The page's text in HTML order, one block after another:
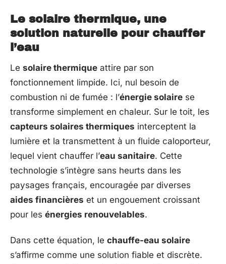
Le solaire thermique, une
solution naturelle pour chauffer
l’eau
Le solaire thermique attire par son
fonctionnement limpide. Ici, nul besoin de
combustion ni de fumée : l’énergie solaire se
transforme simplement en chaleur. Sur le toit, les
capteurs solaires thermiques interceptent la
lumière et la transmettent à un fluide caloporteur,
lequel vient chauffer l’eau sanitaire. Cette
technologie s’intègre sans heurts dans les
paysages français, encouragée par diverses
aides financières et un engouement croissant
pour les énergies renouvelables.
Dans cette équation, le chauffe-eau solaire
s’affirme comme une solution fiable et discrète.